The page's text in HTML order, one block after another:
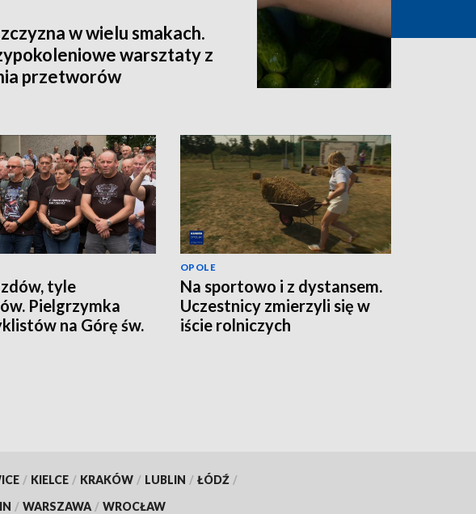
w wielu smakach.
warsztaty z
przetworów
tyle
Pielgrzymka
na Górę św.
OPOLE
Na sportowo i z dystansem.
Uczestnicy zmierzyli się w
iście rolniczych
/ KIELCE / KRAKÓW / LUBLIN / ŁÓDŹ /
/ WARSZAWA / WROCŁAW